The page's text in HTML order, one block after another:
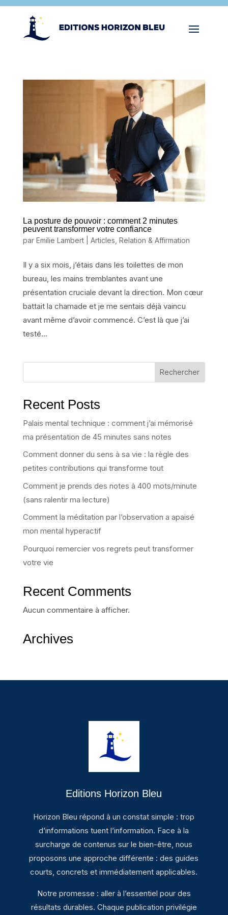
La posture de pouvoir : comment 2 minutes
peuvent transformer votre confiance
par Emilie Lambert| Articles Relation & Affirmation
Il y a six mois, j’étais dans les toilettes de mon
bureau, les mains tremblantes avant une
présentation cruciale devant la direction. Mon cœur
battait la chamade et je me sentais déjà vaincu
avant même d’avoir commencé. C’est là que j’ai
testé...
Rechercher
Recent Posts
Palais mental technique : comment j’ai mémorisé
ma présentation de 45 minutes sans notes
Comment donner du sens à sa vie : la règle des
petites contributions qui transforme tout
Comment je prends des notes à 400 mots/minute
(sans ralentir ma lecture)
Comment la méditation par l’observation a apaisé
mon mental hyperactif
Pourquoi remercier vos regrets peut transformer
votre vie
Recent Comments
Aucun commentaire à afficher.
Archives
Editions Horizon Bleu
Horizon Bleu répond à un constat simple : trop
d’informations tuent l’information. Face à la
surcharge de contenus sur le bien-être, nous
proposons une approche différente : des guides
courts, concrets et immédiatement applicables.
Notre promesse : aller à l’essentiel pour des
résultats durables. Chaque publication privilégie